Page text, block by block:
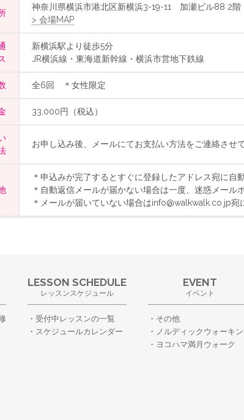
神奈川県横浜市港北区新横浜3-19-11 加瀬ビル88 2階
> 会場MAP
新横浜駅より徒歩5分
JR横浜線・東海道新幹線・横浜市営地下鉄線
全6回 ＊女性限定
33,000円（税込）
お申し込み後、メールにてお支払い方法をご連絡させ
＊申込みが完了するとすぐに登録したアドレス宛に自
＊自動返信メールが届かない場合は一度、迷惑メール
＊メールが届いていない場合はinfo@walkwalk.co.jp宛
LESSON SCHEDULE
レッスンスケジュール
受付中レッスンの一覧
スケジュールカレンダー
EVENT
イベント
その他
ノルディックウォーキ
ヨコハマ満月ウォーク